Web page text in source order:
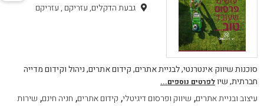
גבעת הדקלים, עזריקם , עזריקם
סוכנות שיווק אינטרנטי, לבניית אתרים, קידום אתרים, ניהול וקידום מדייה
חברתית, שיולפרטים נוספים...
עיצוב ובניית אתרים, שיווק ופרסום דיגיטלי, קידום אתרים, חניה חינם, שירות